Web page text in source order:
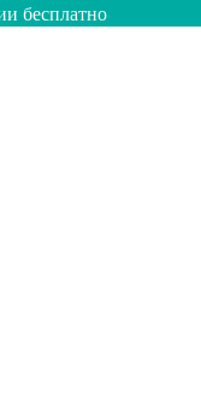
бесплатно